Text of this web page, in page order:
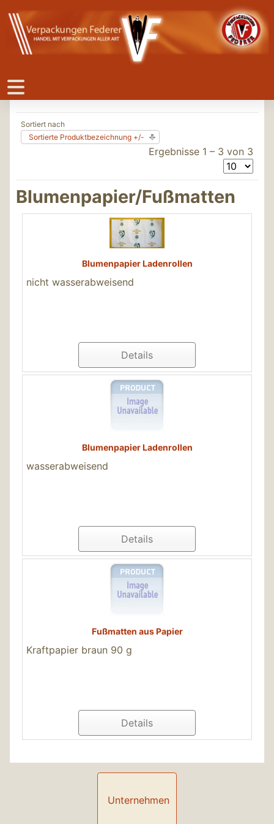
Sortiert nach
Sortierte Produktbezeichnung +/-
Ergebnisse 1 – 3 von 3
Blumenpapier/Fußmatten
Blumenpapier Ladenrollen
nicht wasserabweisend
Details
Blumenpapier Ladenrollen
wasserabweisend
Details
Fußmatten aus Papier
Kraftpapier braun 90 g
Details
Unternehmen